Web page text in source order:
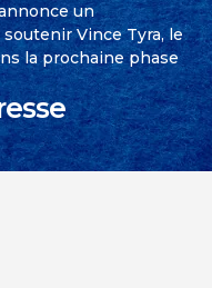
un
Vince Tyra, le
la prochaine phase